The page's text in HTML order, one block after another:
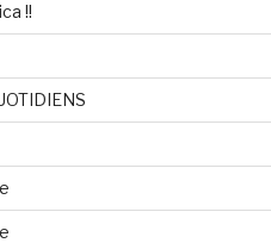
!!